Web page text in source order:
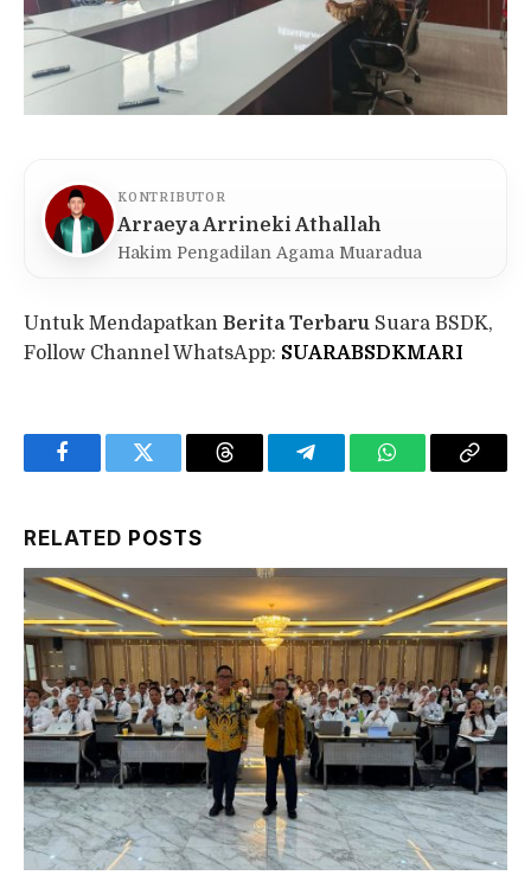
KONTRIBUTOR
Arraeya Arrineki Athallah
Hakim Pengadilan Agama Muaradua
Untuk Mendapatkan Berita Terbaru Suara BSDK,
Follow Channel WhatsApp: SUARABSDKMARI
FacebookTwitter Threads TelegramWhatsAppCopy
RELATED POSTS